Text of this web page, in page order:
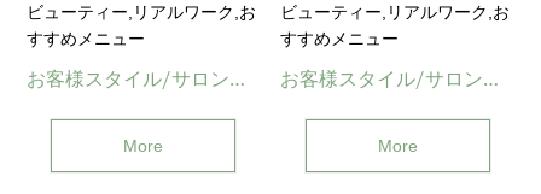
ビューティー,リアルワーク,お
すすめメニュー
More
ビューティー,リアルワーク,お
すすめメニュー
More